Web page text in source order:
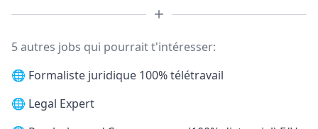
5 autres jobs qui pourrait t'intéresser:
🌐 Formaliste juridique 100% télétravail
🌐 Legal Expert